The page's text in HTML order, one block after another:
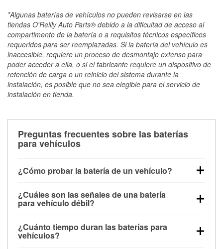
*Algunas baterías de vehículos no pueden revisarse en las
tiendas O'Reilly Auto Parts® debido a la dificultad de acceso al
compartimento de la batería o a requisitos técnicos específicos
requeridos para ser reemplazadas. Si la batería del vehículo es
inaccesible, requiere un proceso de desmontaje extenso para
poder acceder a ella, o si el fabricante requiere un dispositivo de
retención de carga o un reinicio del sistema durante la
instalación, es posible que no sea elegible para el servicio de
instalación en tienda.
Preguntas frecuentes sobre las baterías
para vehículos
¿Cómo probar la batería de un vehículo?
maneras. El método más rápido es utilizar un
multímetro: con el vehículo apagado, conecta los
voltaje: una batería en buen estado y totalmente
cargada debería indicar unos 12.6 voltios. Es
¿Cuáles son las señales de una batería
para vehículo débil?
advertencia. Un arranque lento del motor, faros
tenues, chasquidos al girar la llave o luces de
¿Cuánto tiempo duran las baterías para
vehículos?